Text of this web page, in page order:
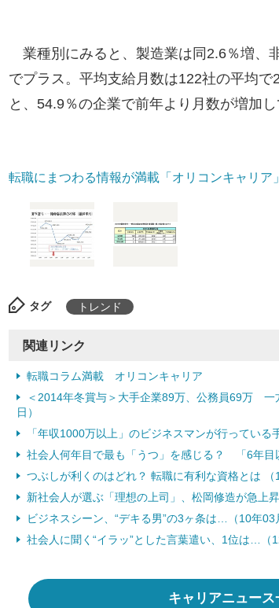
業種別にみると、製造業は同2.6％増、
でプラス。平均支給月数は122社の平均
と、54.9％の企業で前年より月数が増加し
転職にまつわる情報が満載「オリコンキャリア」
タグ トレンド
関連リンク
転職コラム満載 オリコンキャリア
＜2014年冬賞与＞大手企業89万、公務員69万
日）
「年収1000万以上」のビジネスマンが行っている
社会人何年目で最も「うつ」を感じる？ 「6年目
つぶしが利くのはどれ？ 転職に有利な資格とは （
新社会人が選ぶ「理想の上司」、松岡修造が急上
ビジネスシーン、“デキる男”の3ヶ条は…（10年03
社会人に聞く“イラッ”とした言葉遣い、1位は…（
キャリアニュース